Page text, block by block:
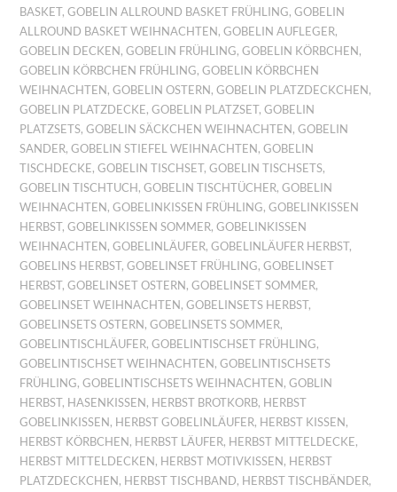
BASKET,GOBELIN ALLROUND BASKET FRÜHLING,GOBELIN
ALLROUND BASKET WEIHNACHTEN,GOBELIN AUFLEGER,
GOBELIN DECKEN,GOBELIN FRÜHLING,GOBELIN KÖRBCHEN,
GOBELIN KÖRBCHEN FRÜHLING,GOBELIN KÖRBCHEN
WEIHNACHTEN,GOBELIN OSTERN,GOBELIN PLATZDECKCHEN,
GOBELIN PLATZDECKE,GOBELIN PLATZSET,GOBELIN
PLATZSETS,GOBELIN SÄCKCHEN WEIHNACHTEN,GOBELIN
SANDER,GOBELIN STIEFEL WEIHNACHTEN,GOBELIN
TISCHDECKE,GOBELIN TISCHSET,GOBELIN TISCHSETS,
GOBELIN TISCHTUCH,GOBELIN TISCHTÜCHER,GOBELIN
WEIHNACHTEN,GOBELINKISSEN FRÜHLING,GOBELINKISSEN
HERBST,GOBELINKISSEN SOMMER,GOBELINKISSEN
WEIHNACHTEN,GOBELINLÄUFER,GOBELINLÄUFER HERBST,
GOBELINS HERBST,GOBELINSET FRÜHLING,GOBELINSET
HERBST,GOBELINSET OSTERN,GOBELINSET SOMMER,
GOBELINSET WEIHNACHTEN,GOBELINSETS HERBST,
GOBELINSETS OSTERN,GOBELINSETS SOMMER,
GOBELINTISCHLÄUFER,GOBELINTISCHSET FRÜHLING,
GOBELINTISCHSET WEIHNACHTEN,GOBELINTISCHSETS
FRÜHLING,GOBELINTISCHSETS WEIHNACHTEN,GOBLIN
HERBST, HASENKISSEN, HERBST BROTKORB, HERBST
GOBELINKISSEN, HERBST GOBELINLÄUFER, HERBST KISSEN,
HERBST KÖRBCHEN, HERBST LÄUFER, HERBST MITTELDECKE,
HERBST MITTELDECKEN, HERBST MOTIVKISSEN, HERBST
PLATZDECKCHEN, HERBST TISCHBAND, HERBST TISCHBÄNDER,